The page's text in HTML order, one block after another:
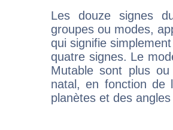
Les douze signes
groupes ou modes,
qui signifie
quatre signes. Le
Mutable sont plus
natal, en fonction de
planètes et des